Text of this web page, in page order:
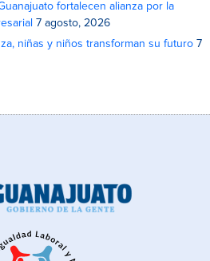
fortalecen alianza por la
7 agosto, 2026
niñas y niños transforman su futuro 7